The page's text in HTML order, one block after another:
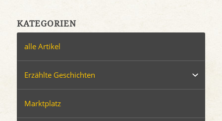
KATEGORIEN
alle Artikel
Erzählte Geschichten
Marktplatz